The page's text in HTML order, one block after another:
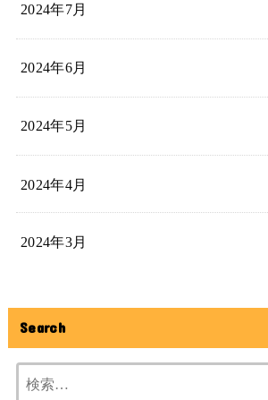
2024年7月
2024年6月
2024年5月
2024年4月
2024年3月
Search